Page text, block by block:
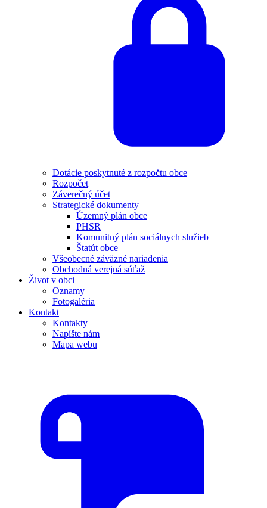
Dotácie poskytnuté z rozpočtu obce
Rozpočet
Záverečný účet
Strategické dokumenty
Územný plán obce
PHSR
Komunitný plán sociálnych služieb
Štatút obce
Všeobecné záväzné nariadenia
Obchodná verejná súťaž
Život v obci
Oznamy
Fotogaléria
Kontakt
Kontakty
Napíšte nám
Mapa webu